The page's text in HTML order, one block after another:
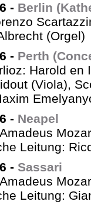
- Berlin
(Orgel)
- Perth
Harold en
(Viola),
- Neapel
Leitung:
- Sassari
Leitung: